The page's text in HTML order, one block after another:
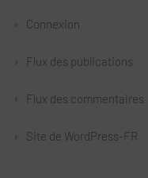
Connexion
Flux des publications
Flux des commentaires
Site de WordPress-FR